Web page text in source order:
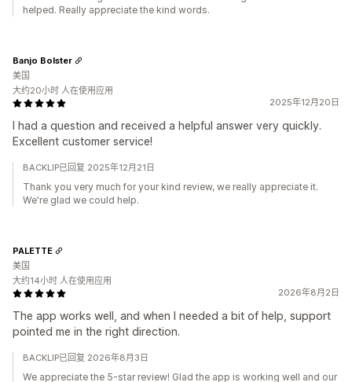
helped. Really appreciate the kind words.
2025年12月20日
I had a question and received a helpful answer very quickly.
Excellent customer service!
Banjo Bolster
美国
大约20小时 人在使用应用
BACKLIP已回复 2025年12月21日
Thank you very much for your kind review, we really appreciate it.
We're glad we could help.
2026年8月2日
The app works well, and when I needed a bit of help, support
pointed me in the right direction.
PALETTE
美国
大约14小时 人在使用应用
BACKLIP已回复 2026年8月3日
We appreciate the 5-star review! Glad the app is working well and our